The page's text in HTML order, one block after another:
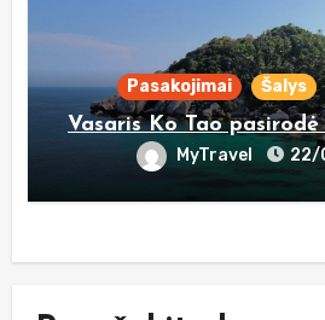
Pasakojimai Šalys
Vasaris Ko Tao
MyTravel 22/